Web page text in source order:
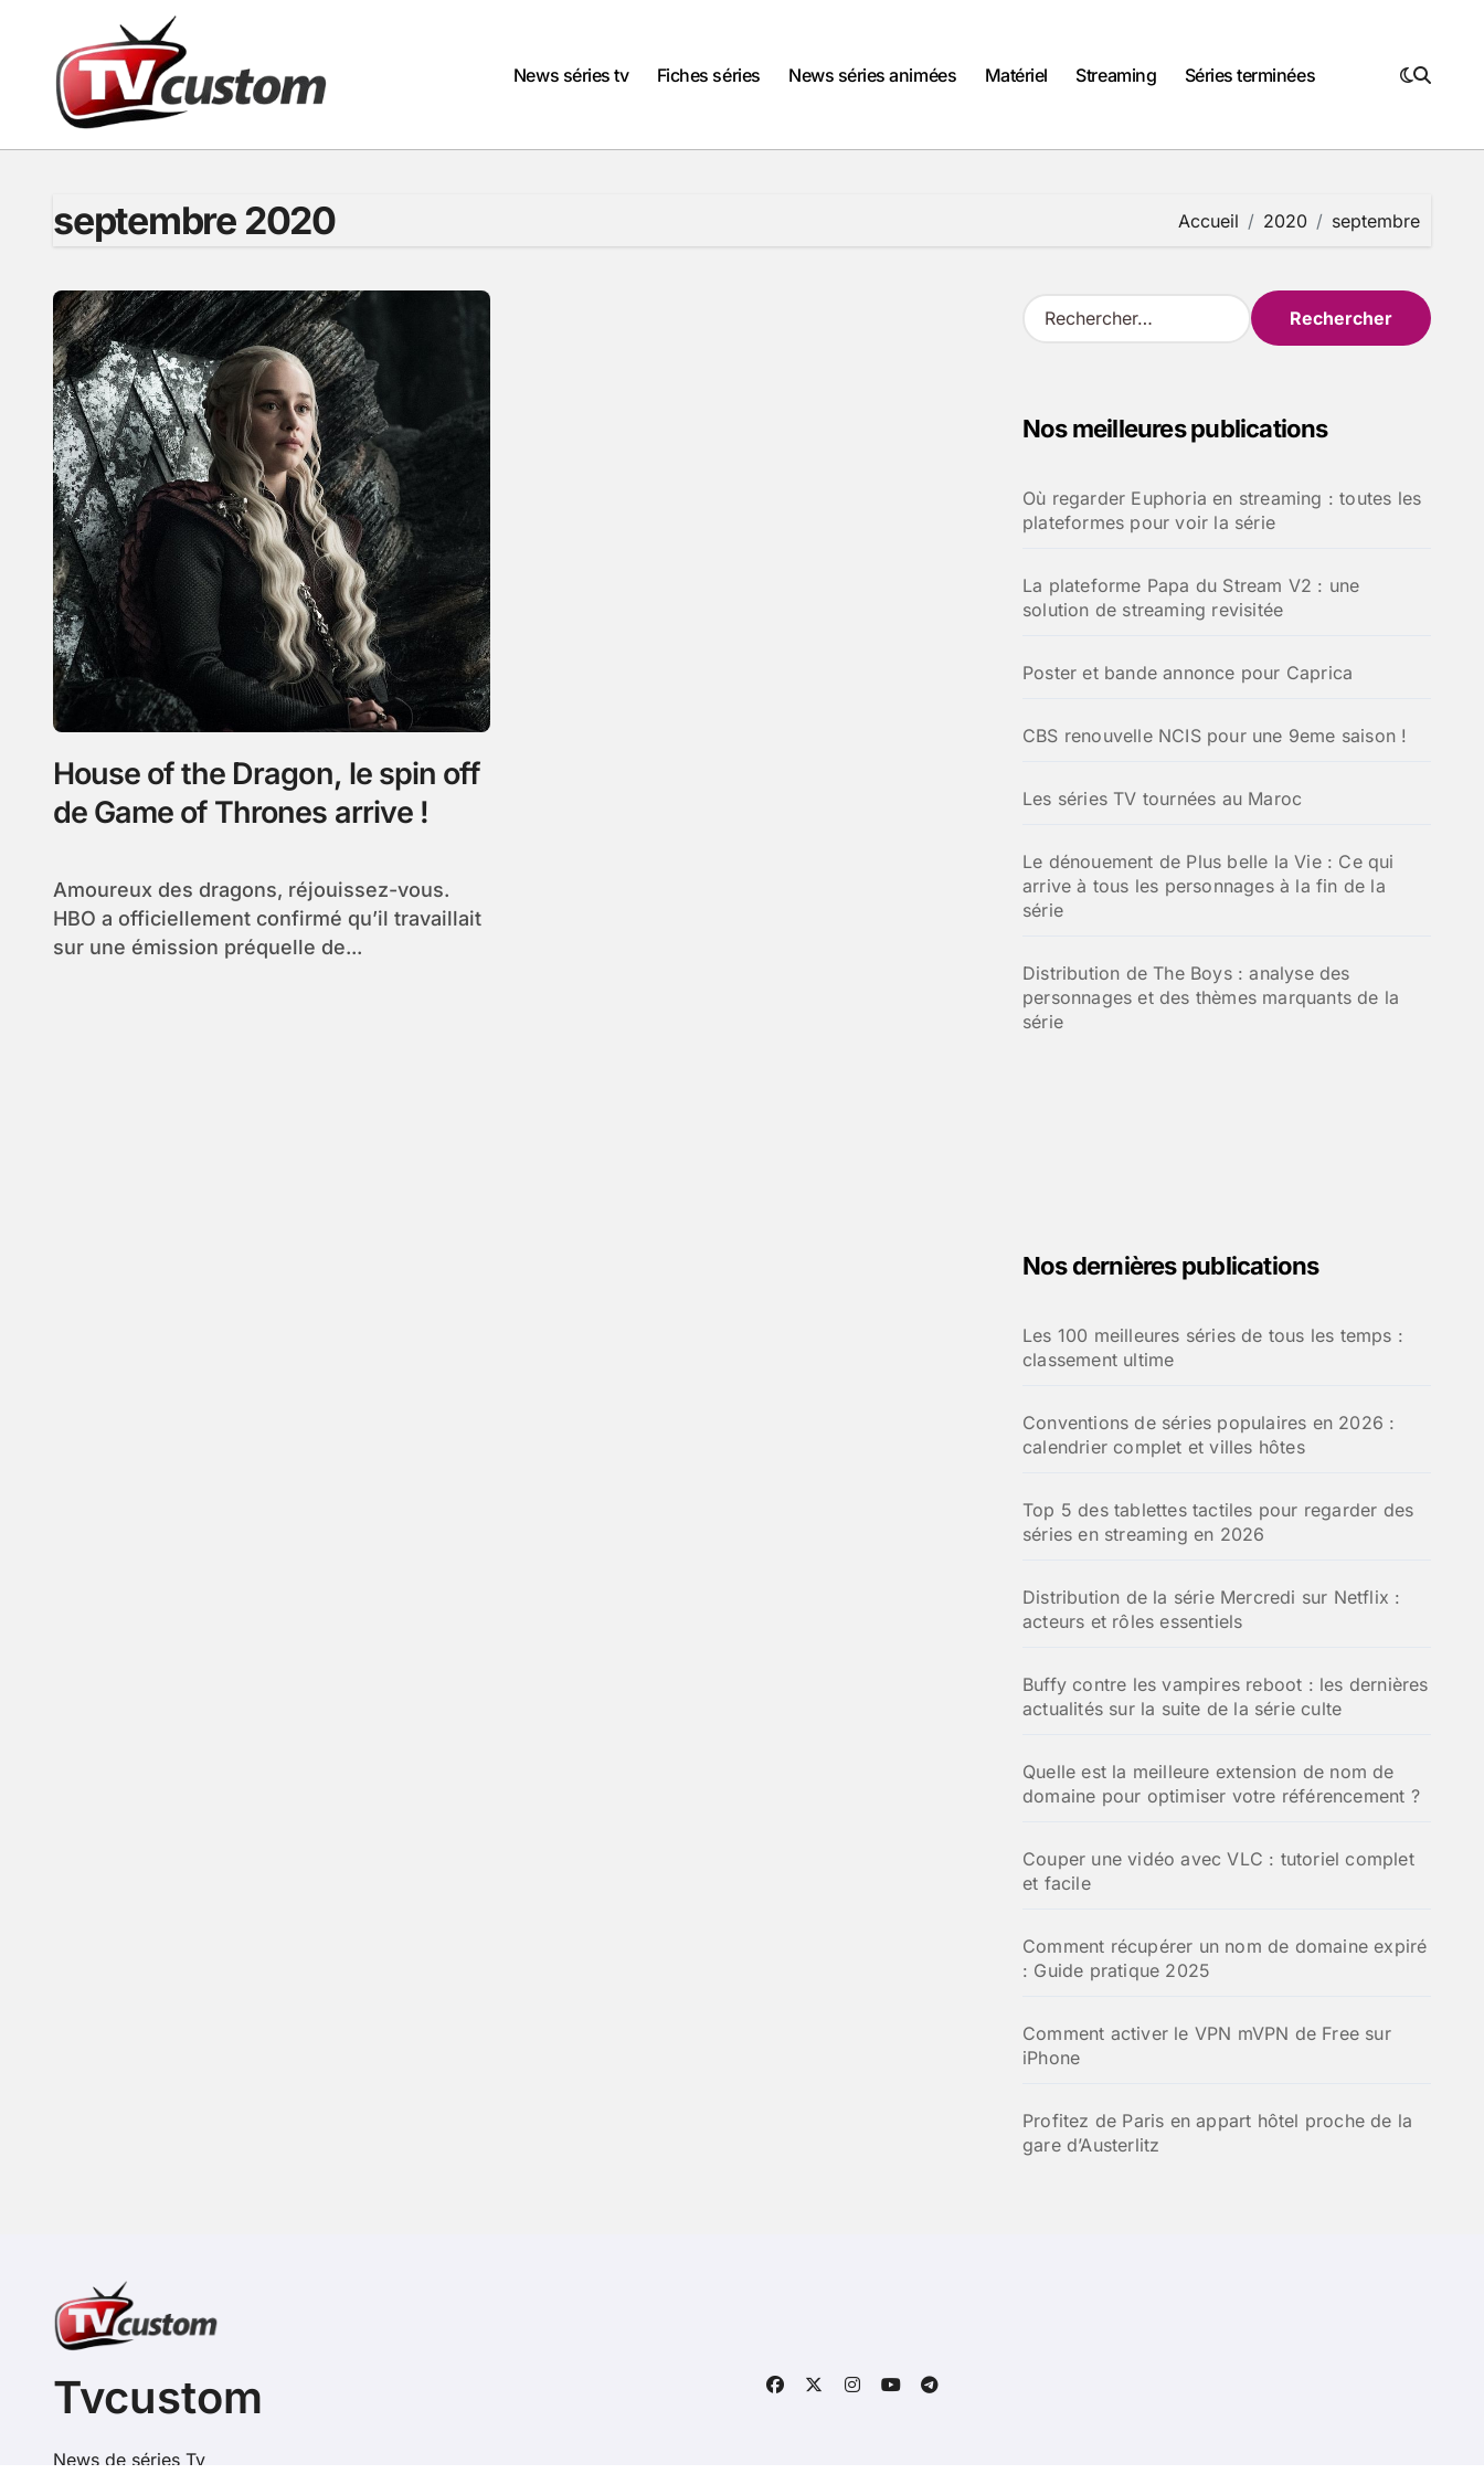
contenu
News séries tv Fiches séries News séries animées Matériel Streaming Séries terminées
septembre 2020 Accueil 2020 septembre
House of the Dragon, le spin off
de Game of Thrones arrive !
Amoureux des dragons, réjouissez-vous.
HBO a officiellement confirmé qu’il travaillait
sur une émission préquelle de...
R
e
r
e
r
Nos meilleures publications
Où regarder Euphoria en streaming : toutes les
plateformes pour voir la série
La plateforme Papa du Stream V2 : une
solution de streaming revisitée
Poster et bande annonce pour Caprica
CBS renouvelle NCIS pour une 9eme saison !
Les séries TV tournées au Maroc
Le dénouement de Plus belle la Vie : Ce qui
arrive à tous les personnages à la fin de la
série
Distribution de The Boys : analyse des
personnages et des thèmes marquants de la
série
Nos dernières publications
Les 100 meilleures séries de tous les temps :
classement ultime
Conventions de séries populaires en 2026 :
calendrier complet et villes hôtes
Top 5 des tablettes tactiles pour regarder des
séries en streaming en 2026
Distribution de la série Mercredi sur Netflix :
acteurs et rôles essentiels
Buffy contre les vampires reboot : les dernières
actualités sur la suite de la série culte
Quelle est la meilleure extension de nom de
domaine pour optimiser votre référencement ?
Couper une vidéo avec VLC : tutoriel complet
et facile
Comment récupérer un nom de domaine expiré
: Guide pratique 2025
Comment activer le VPN mVPN de Free sur
iPhone
Profitez de Paris en appart hôtel proche de la
gare d’Austerlitz
Tvcustom
News de séries Tv